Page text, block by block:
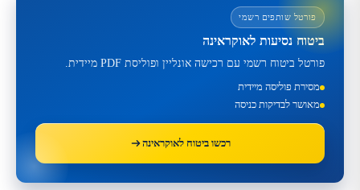
פורטל שותפים רשמי
ביטוח נסיעות לאוקראינה
פורטל ביטוח רשמי עם רכישה אונליין ופוליסת PDF מיידית.
מסירת פוליסה מיידית
מאושר לבדיקות כניסה
רכשו ביטוח לאוקראינה